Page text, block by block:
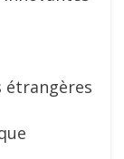
étrangères